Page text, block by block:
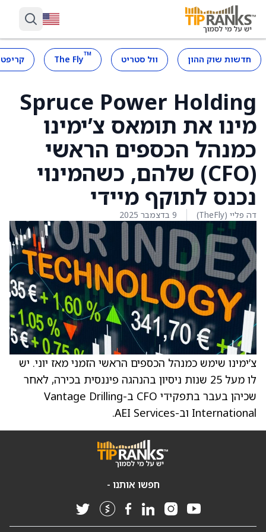
חדשות שוק ההון וול סטריט ™
The Fly
Spruce Power Holding
מינו את תומאס צ’ימינו
כמנהל הכספים הראשי
(CFO) שלהם, כשהמינוי
נכנס לתוקף מיידי
דה פליי (TheFly) 9 בדצמבר 2025
צ’ימינו שימש כמנהל הכספים הראשי הזמני מאז יוני. יש
לו מעל 25 שנות ניסיון בהנהגה פיננסית בכירה, לאחר
שכיהן בעבר בתפקידי CFO ב-Vantage Drilling
International וב-AEI Services.
חפשו אותנו -